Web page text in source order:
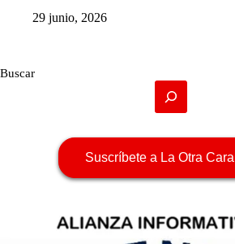
29 junio, 2026
Buscar
Suscríbete a La Otra Cara